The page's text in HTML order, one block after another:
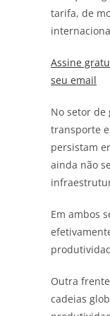
tarifa, de
Assine
seu email
No setor de
transporte
persistam
ainda não
Em ambos
Outra
cadeias